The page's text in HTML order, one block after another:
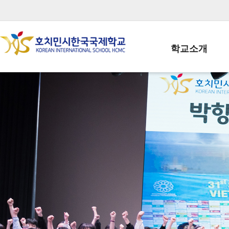
학교소개
학교장인사말
학교상징
학교연혁
교직원현황
학생현황
위치/전화
전경사진